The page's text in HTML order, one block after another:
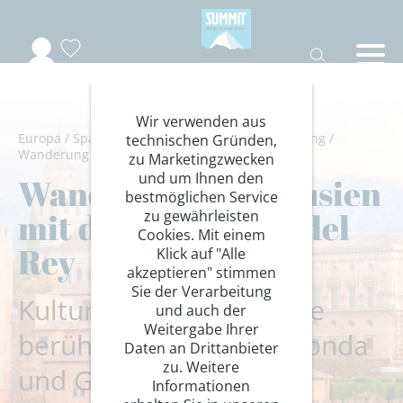
Europa / Spanien /Andalusien/Wandern/Trekking /
Wanderung Hotelstandort
Wandern in Andalusien
mit dem Caminito del
Rey
Kulturelle Highlights: die
berühmte Alhambra, Ronda
und Granada
Wir verwenden aus
technischen Gründen,
zu Marketingzwecken
und um Ihnen den
bestmöglichen Service
zu gewährleisten
Cookies. Mit einem
Klick auf "Alle
akzeptieren" stimmen
Sie der Verarbeitung
und auch der
Weitergabe Ihrer
Daten an Drittanbieter
zu. Weitere
Informationen